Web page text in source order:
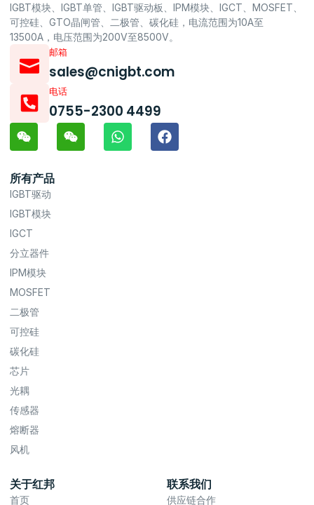
IGBT模块、IGBT单管、IGBT驱动板、IPM模块、IGCT、MOSFET、
可控硅、GTO晶闸管、二极管、碳化硅，电流范围为10A至
13500A，电压范围为200V至8500V。
邮箱
sales@cnigbt.com
电话
0755-2300 4499
所有产品
IGBT驱动
IGBT模块
IGCT
分立器件
IPM模块
MOSFET
二极管
可控硅
碳化硅
芯片
光耦
传感器
熔断器
风机
关于红邦
首页
联系我们
供应链合作